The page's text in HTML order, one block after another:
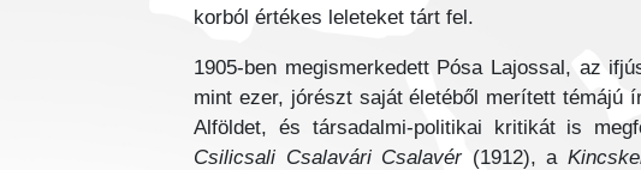
korból értékes leleteket tárt fel.
1905-ben megismerkedett Pósa Lajossal, az
mint ezer, jórészt saját életéből merített témájú
Alföldet, és társadalmi-politikai kritikát is
Csilicsali Csalavári Csalavér(1912), a